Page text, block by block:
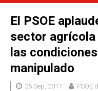
El PSOE
sector agrícola
las
manipulado
26 Sep, 2017 PSOE